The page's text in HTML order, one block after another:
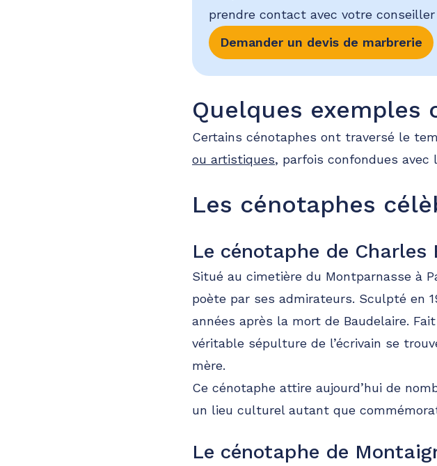
prendre contact avec votre
Demander un devis de marbrerie
Quelques exemples
Certains cénotaphes ont traversé le
ou artistiques, parfois confondues
Les cénotaphes
Le cénotaphe de Charles
Situé au cimetière du Montparnasse à
poète par ses admirateurs. Sculpté en
années après la mort de Baudelaire.
véritable sépulture de l’écrivain se
mère.
Ce cénotaphe attire aujourd’hui de
un lieu culturel autant que
Le cénotaphe de